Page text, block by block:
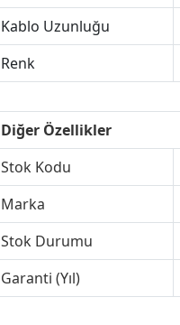
Kablo Uzunluğu
Renk
Diğer Özellikler
Stok Kodu
Marka
Stok Durumu
Garanti (Yıl)